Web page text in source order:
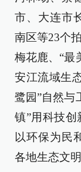
市、大连市
南区等23个
梅花鹿、“最
安江流域生
鹭园”自然与
镇”用科技创
以环保为民
各地生态文